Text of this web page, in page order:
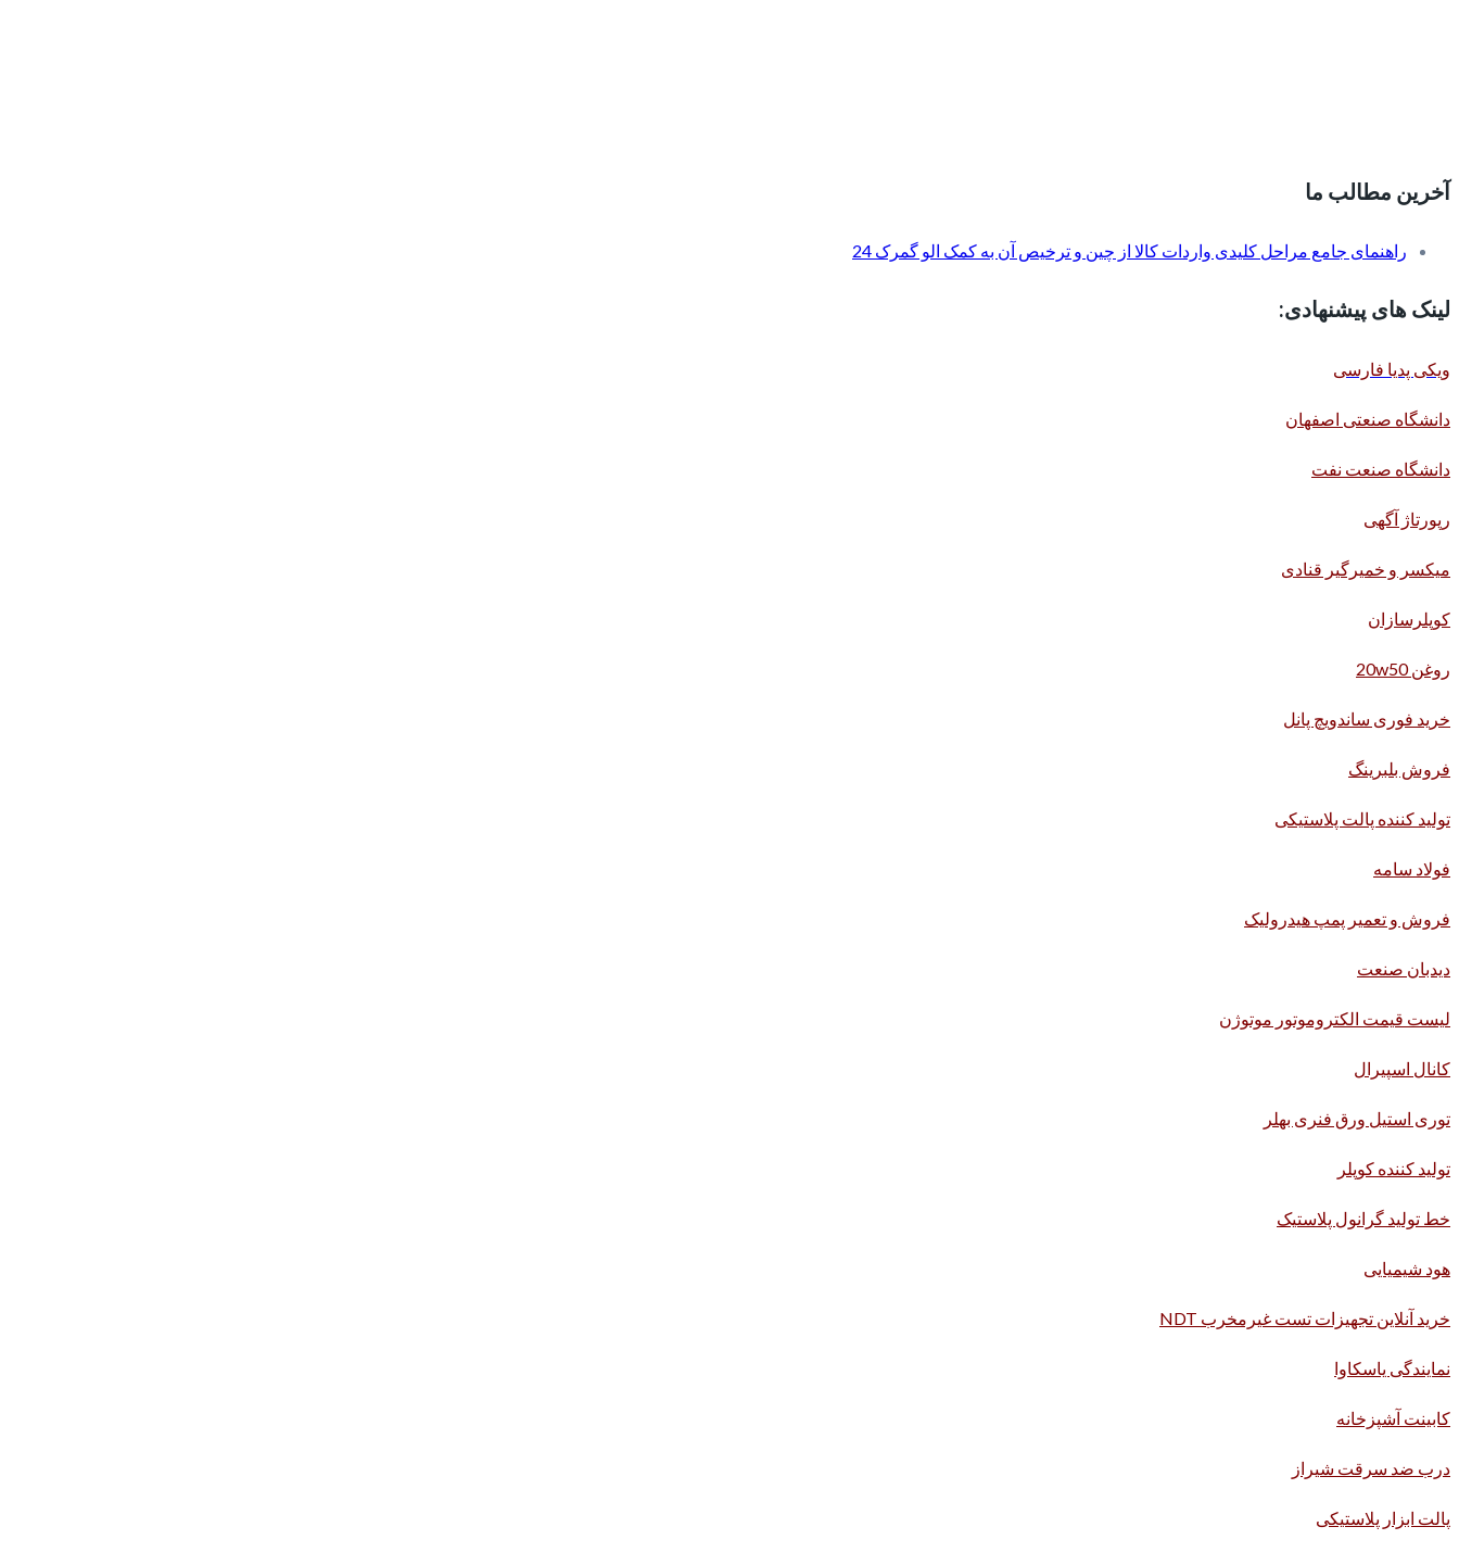
آخرین مطالب ما
راهنمای جامع مراحل کلیدی واردات کالا از چین و ترخیص آن به کمک الو گمرک 24
لینک های پیشنهادی:
ویکی پدیا فارسی
دانشگاه صنعتی اصفهان
دانشگاه صنعت نفت
رپورتاژ آگهی
میکسر و خمیرگیر قنادی
کوپلرسازان
روغن 20w50
خرید فوری ساندویچ پانل
فروش بلبرینگ
تولید کننده پالت پلاستیکی
فولاد سامه
فروش و تعمیر پمپ هیدرولیک
دیدبان صنعت
لیست قیمت الکتروموتور موتوژن
کانال اسپیرال
توری استیل ورق فنری بهلر
تولید کننده کوپلر
خط تولید گرانول پلاستیک
هود شیمیایی
خرید آنلاین تجهیزات تست غیرمخرب NDT
نمایندگی یاسکاوا
کابینت آشپزخانه
درب ضد سرقت شیراز
پالت ابزار پلاستیکی